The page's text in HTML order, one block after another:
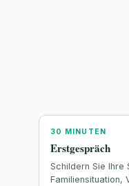
30 MINUTEN
Erstgespräch
Schildern Sie Ihre
Familiensituation,